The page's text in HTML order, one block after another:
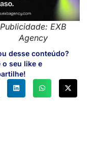
Publicidade: EXB
Agency
desse conteúdo?
o seu like e